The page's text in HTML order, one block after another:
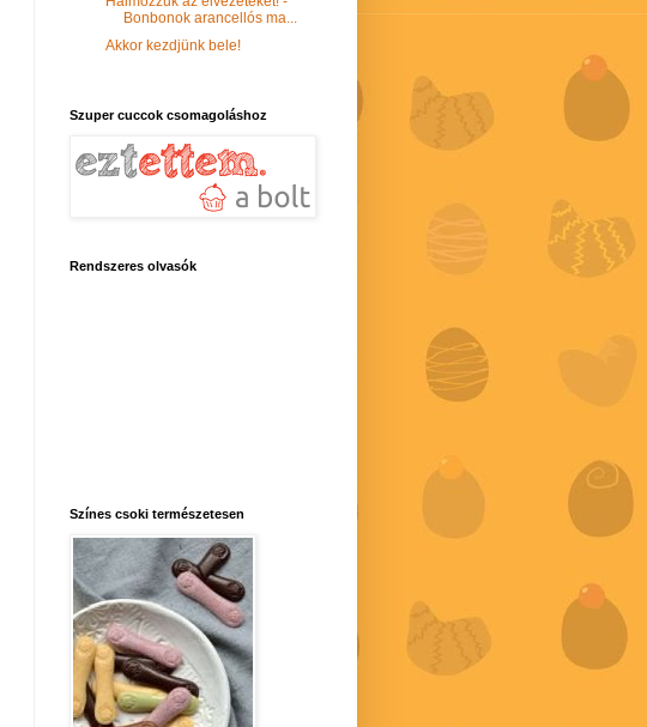
Bonbonok arancellós ma...
Akkor kezdjünk bele!
Szuper cuccok csomagoláshoz
Rendszeres olvasók
Színes csoki természetesen